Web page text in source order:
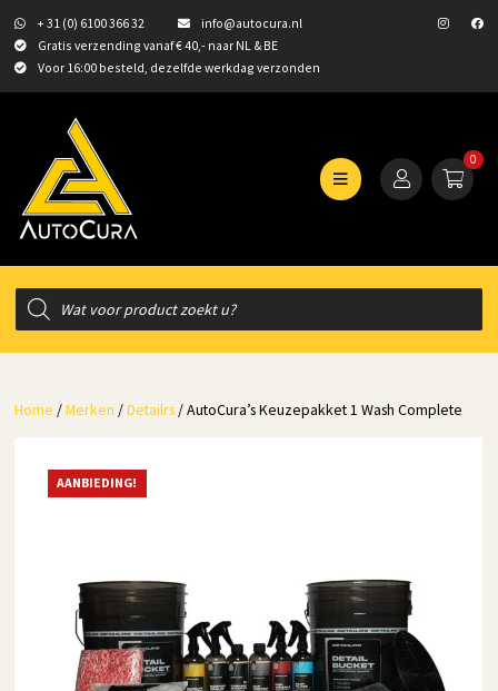
+ 31 (0) 6100 366 32
info@autocura.nl
Gratis verzending vanaf € 40,- naar NL & BE
Voor 16:00 besteld, dezelfde werkdag verzonden
0
Producten
zoeken
Home /Merken /Detailrs / AutoCura’s Keuzepakket 1 Wash Complete
AANBIEDING!